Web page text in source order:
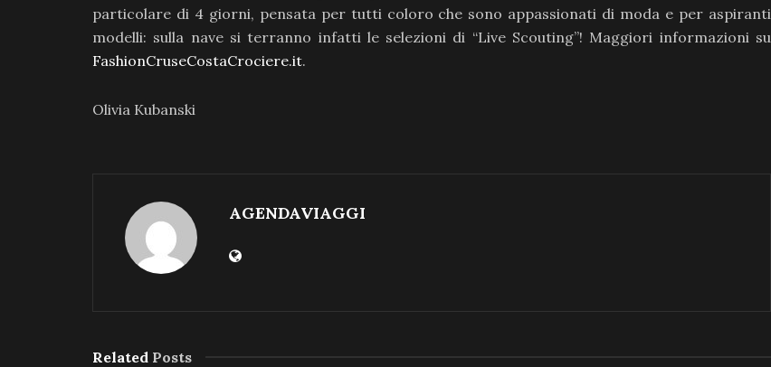
particolare di 4 giorni, pensata per tutti coloro che sono appassionati di moda e per aspiranti
modelli: sulla nave si terranno infatti le selezioni di “Live Scouting”! Maggiori informazioni su
FashionCruseCostaCrociere.it.
Olivia Kubanski
AGENDAVIAGGI
Related Posts